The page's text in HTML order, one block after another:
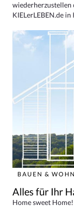
wiederherzustellen
KIELerLEBEN.de
BAUEN &
Alles für Ihr
Home sweet